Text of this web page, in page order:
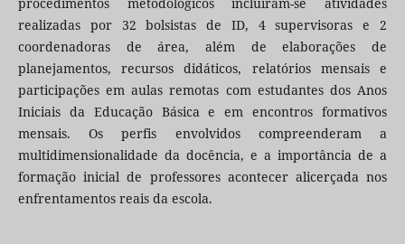
realizadas por 32 bolsistas de ID, 4 supervisoras e 2
coordenadoras de área, além de elaborações de
planejamentos, recursos didáticos, relatórios mensais e
participações em aulas remotas com estudantes dos Anos
Iniciais da Educação Básica e em encontros formativos
mensais. Os perfis envolvidos compreenderam a
multidimensionalidade da docência, e a importância de a
formação inicial de professores acontecer alicerçada nos
enfrentamentos reais da escola.